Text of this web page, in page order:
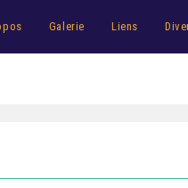
Galerie Liens